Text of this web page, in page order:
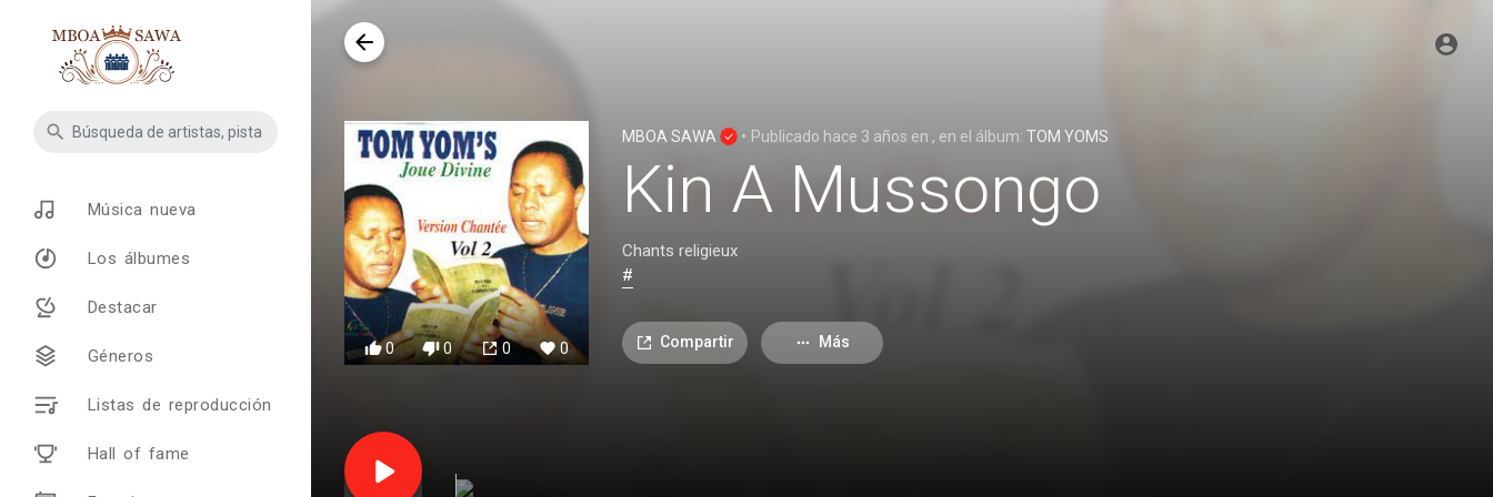
Música nueva
Los álbumes
Destacar
Géneros
Listas de reproducción
Hall of fame
0 0 0 0
MBOA SAWA • Publicado hace 3 años en , en el álbum: TOM YOMS
Kin A Mussongo
Chants religieux
#
Compartir Más